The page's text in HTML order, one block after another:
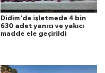
Didim'de işletmede 4 bin
630 adet yanıcı ve yakıcı
madde ele geçirildi